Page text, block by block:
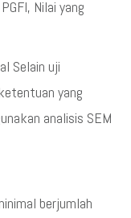
Nilai yang
Selain uji
yang
analisis SEM
berjumlah